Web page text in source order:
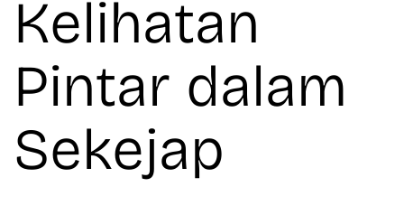
Kelihatan
Pintar dalam
Sekejap